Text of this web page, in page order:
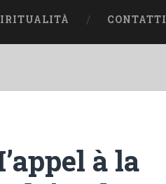
CONTATTI
à la